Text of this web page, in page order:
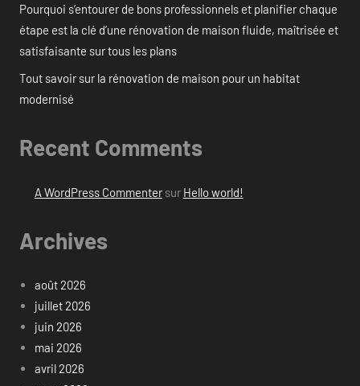
Pourquoi s’entourer de bons professionnels et planifier chaque
étape est la clé d’une rénovation de maison fluide, maîtrisée et
satisfaisante sur tous les plans
Tout savoir sur la rénovation de maison pour un habitat
modernisé
Recent Comments
A WordPress Commentersur Hello world!
Archives
août 2026
juillet 2026
juin 2026
mai 2026
avril 2026